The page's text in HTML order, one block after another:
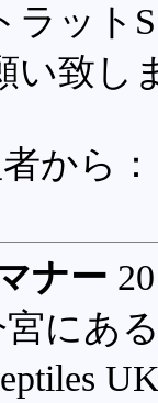
ラット
い致し
者か
ナー
にあ